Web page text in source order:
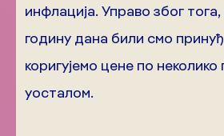
инфлација. Управо због
годину дана били смо
коригујемо цене по неколико
уосталом.